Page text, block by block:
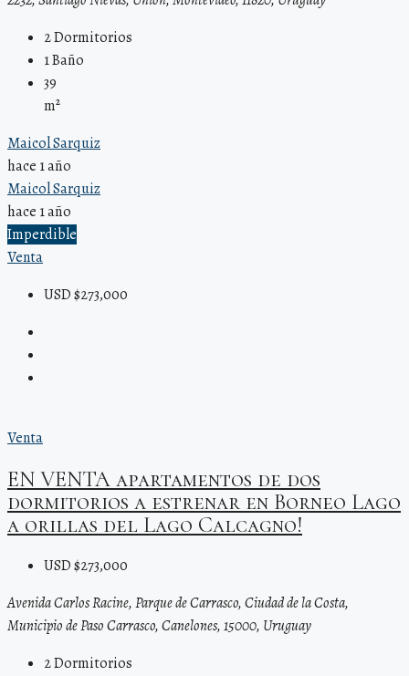
2Dormitorios
1Baño
39
m²
Maicol Sarquiz
hace 1 año
Maicol Sarquiz
hace 1 año
Imperdible
Venta
USD $273,000
Venta
EN VENTA apartamentos de dos
dormitorios a estrenar en Borneo Lago
a orillas del Lago Calcagno!
USD $273,000
Avenida Carlos Racine, Parque de Carrasco, Ciudad de la Costa,
Municipio de Paso Carrasco, Canelones, 15000, Uruguay
2Dormitorios